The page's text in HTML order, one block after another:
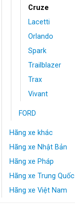
Cruze
Lacetti
Orlando
Spark
Trailblazer
Trax
Vivant
FORD
Hãng xe khác
Hãng xe Nhật Bản
Hãng xe Pháp
Hãng xe Trung Quốc
Hãng xe Việt Nam